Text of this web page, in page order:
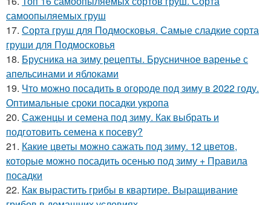
самоопыляемых груш
17. Сорта груш для Подмосковья. Самые сладкие сорта
груши для Подмосковья
18. Брусника на зиму рецепты. Брусничное варенье с
апельсинами и яблоками
19. Что можно посадить в огороде под зиму в 2022 году.
Оптимальные сроки посадки укропа
20. Саженцы и семена под зиму. Как выбрать и
подготовить семена к посеву?
21. Какие цветы можно сажать под зиму. 12 цветов,
которые можно посадить осенью под зиму + Правила
посадки
22. Как вырастить грибы в квартире. Выращивание